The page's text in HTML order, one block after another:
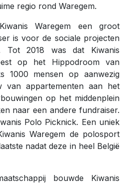
regio rond Waregem.
Waregem een groot
is voor de sociale projecten
Tot 2018 was dat Kiwanis
op het Hippodroom van
1000 mensen op aanwezig
van appartementen aan het
op het middenplein
naar een andere fundraiser.
Polo Picknick. Een uniek
Waregem de polosport
nadat deze in heel België
bouwde Kiwanis